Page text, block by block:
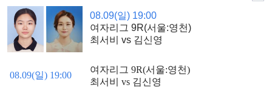
08.09(일) 19:00
여자리그 9R(서울:영천)
최서비 vs 김신영
08.09(일) 19:00
여자리그 9R(서울:영천)
최서비 vs 김신영